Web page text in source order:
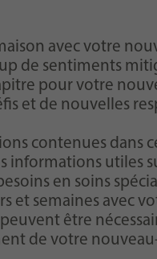
avec votre
de sentiments
pour votre
et de nouvelles
contenues dans
informations utiles
en soins
et semaines avec
être
de votre